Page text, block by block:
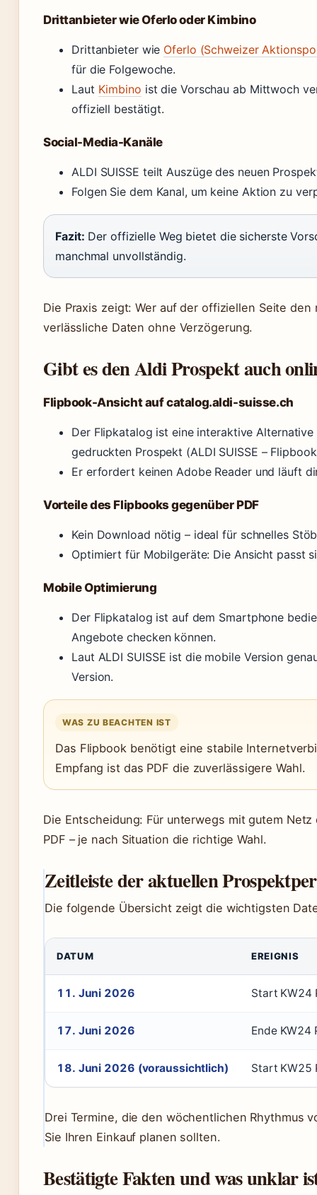
Drittanbieter wie Oferlo oder Kimbino
Drittanbieter wie Oferlo (Schweizer
für die Folgewoche.
Laut Kimbino ist die Vorschau ab Mittwoch
offiziell bestätigt.
Social-Media-Kanäle
ALDI SUISSE teilt Auszüge des neuen
Folgen Sie dem Kanal, um keine Aktion zu
Fazit: Der offizielle Weg bietet die sicherste
manchmal unvollständig.
Die Praxis zeigt: Wer auf der offiziellen Seite
verlässliche Daten ohne Verzögerung.
Gibt es den Aldi Prospekt auch
Flipbook-Ansicht auf catalog.aldi-suisse.ch
Der Flipkatalog ist eine interaktive
gedruckten Prospekt (ALDI SUISSE –
Er erfordert keinen Adobe Reader und läuft
Vorteile des Flipbooks gegenüber PDF
Kein Download nötig – ideal für schnelles
Optimiert für Mobilgeräte: Die Ansicht passt
Mobile Optimierung
Der Flipkatalog ist auf dem Smartphone
Angebote checken können.
Laut ALDI SUISSE ist die mobile Version
Version.
WAS ZU BEACHTEN IST
Das Flipbook benötigt eine stabile
Empfang ist das PDF die zuverlässigere Wahl.
Die Entscheidung: Für unterwegs mit gutem
PDF – je nach Situation die richtige Wahl.
Zeitleiste der aktuellen
Die folgende Übersicht zeigt die wichtigsten
DATUM EREIGNIS
11. Juni 2026 Start KW24
17. Juni 2026 Ende KW24
18. Juni 2026 (voraussichtlich) Start KW25
Drei Termine, die den wöchentlichen Rhythmus
Sie Ihren Einkauf planen sollten.
Bestätigte Fakten und was unklar